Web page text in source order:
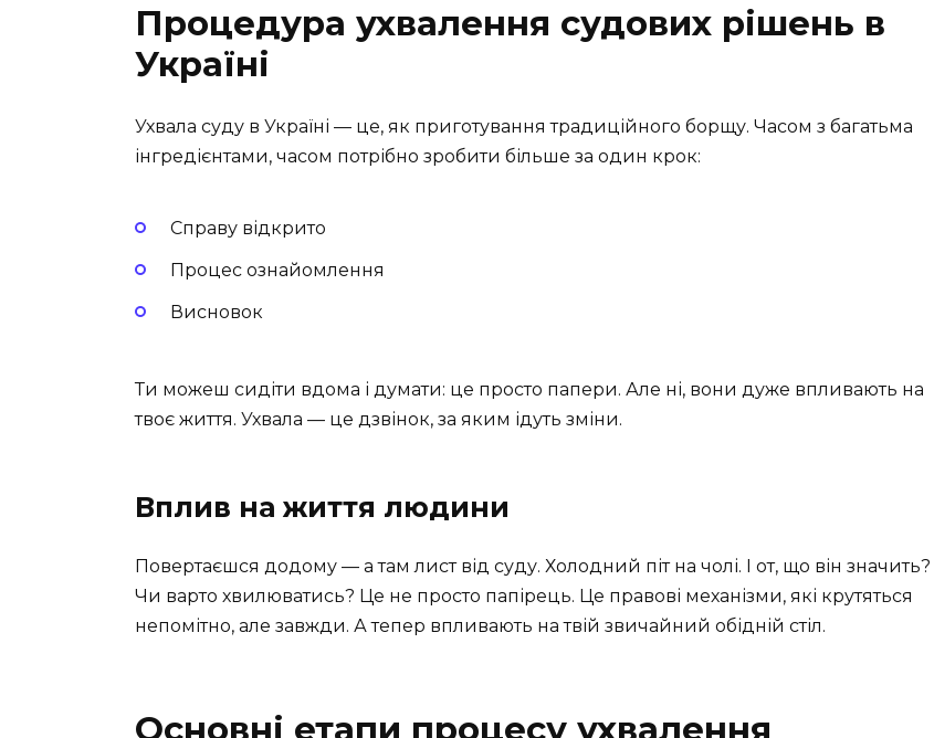
Процедура ухвалення судових рішень в
Україні
Ухвала суду в Україні — це, як приготування традиційного борщу. Часом з багатьма
інгредієнтами, часом потрібно зробити більше за один крок:
Справу відкрито
Процес ознайомлення
Висновок
Ти можеш сидіти вдома і думати: це просто папери. Але ні, вони дуже впливають на
твоє життя. Ухвала — це дзвінок, за яким ідуть зміни.
Вплив на життя людини
Повертаєшся додому — а там лист від суду. Холодний піт на чолі. І от, що він значить?
Чи варто хвилюватись? Це не просто папірець. Це правові механізми, які крутяться
непомітно, але завжди. А тепер впливають на твій звичайний обідній стіл.